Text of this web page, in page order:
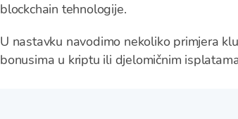
blockchain tehnologije.
U nastavku navodimo nekoliko primjera
bonusima u kriptu ili djelomičnim